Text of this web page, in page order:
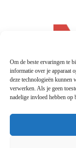
Om de beste ervaringen te
informatie over je apparaat
deze technologieën kunnen
verwerken. Als je geen
nadelige invloed hebben op